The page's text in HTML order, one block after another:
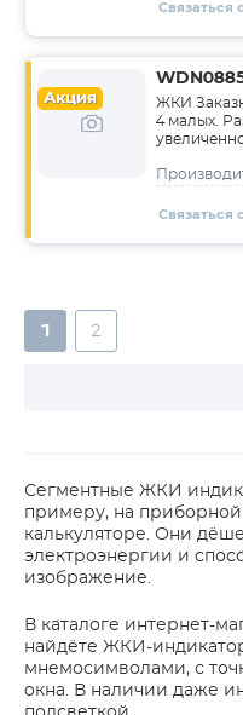
Акция
ЖКИ
4 малых.
1 2
Сегментные ЖКИ
примеру, на
калькуляторе. Они
электроэнергии и
изображение.
В каталоге интернет-
найдёте ЖКИ-
мнемосимволами, с
окна. В наличии даже